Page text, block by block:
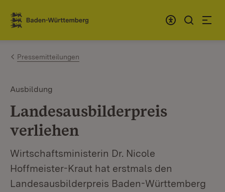
Zum Inhalt springen
Link zur Startseite
Pressemitteilungen
Ausbildung
Landesausbilderpreis
verliehen
Wirtschaftsministerin Dr. Nicole
Hoffmeister-Kraut hat erstmals den
Landesausbilderpreis Baden-Württemberg